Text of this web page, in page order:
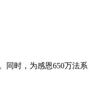
同时，为感恩650万法系